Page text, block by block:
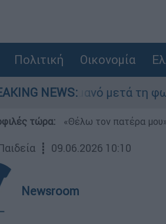
Πολιτική Οικονομία
NEWS:
Γερμανό μετά τη φωτιά -
τώρα: «Θέλω τον πατέρα
┋ 09.06.2026 10:10
Newsroom